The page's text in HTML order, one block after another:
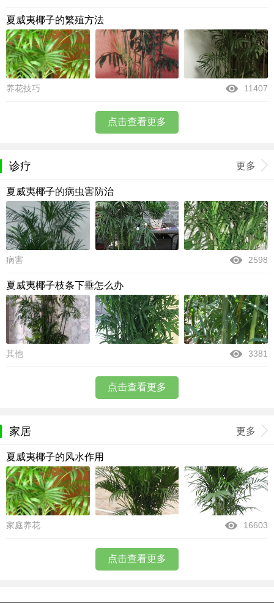
夏威夷椰子的繁殖方法
养花技巧 11407
点击查看更多
诊疗 更多
夏威夷椰子的病虫害防治
病害 2598
夏威夷椰子枝条下垂怎么办
其他 3381
点击查看更多
家居 更多
夏威夷椰子的风水作用
家庭养花 16603
点击查看更多